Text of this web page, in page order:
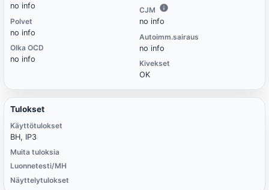
no info
Polvet
no info
Olka OCD
no info
CJM
no info
Autoimm.sairaus
no info
Kivekset
OK
Tulokset
Käyttötulokset
BH, IP3
Muita tuloksia
Luonnetesti/MH
Näyttelytulokset